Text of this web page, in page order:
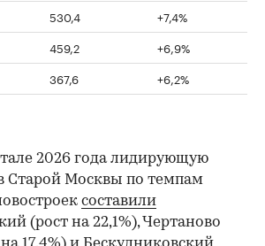
530,4
+7,4%
459,2
+6,9%
367,6 +6,2%
2026 года лидирующую
Старой Москвы по темпам
составили
(рост на 22,1%), Чертаново